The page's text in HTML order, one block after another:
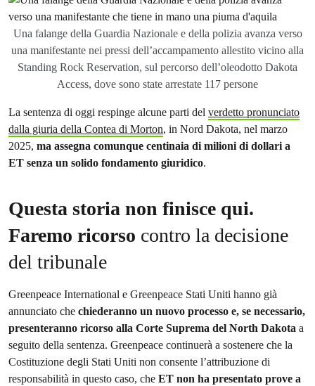
Una falange della Guardia Nazionale e della polizia avanza verso
una manifestante nei pressi dell’accampamento allestito vicino alla
Standing Rock Reservation, sul percorso dell’oleodotto Dakota
Access, dove sono state arrestate 117 persone
La sentenza di oggi respinge alcune parti del verdetto pronunciato
dalla giuria della Contea di Morton, in Nord Dakota, nel marzo
2025, ma assegna comunque centinaia di milioni di dollari a
ET senza un solido fondamento giuridico.
Questa storia non finisce qui.
Faremo ricorso contro la decisione
del tribunale
Greenpeace International e Greenpeace Stati Uniti hanno già
annunciato che chiederanno un nuovo processo e, se necessario,
presenteranno ricorso alla Corte Suprema del North Dakota a
seguito della sentenza. Greenpeace continuerà a sostenere che la
Costituzione degli Stati Uniti non consente l’attribuzione di
responsabilità in questo caso, che ET non ha presentato prove a